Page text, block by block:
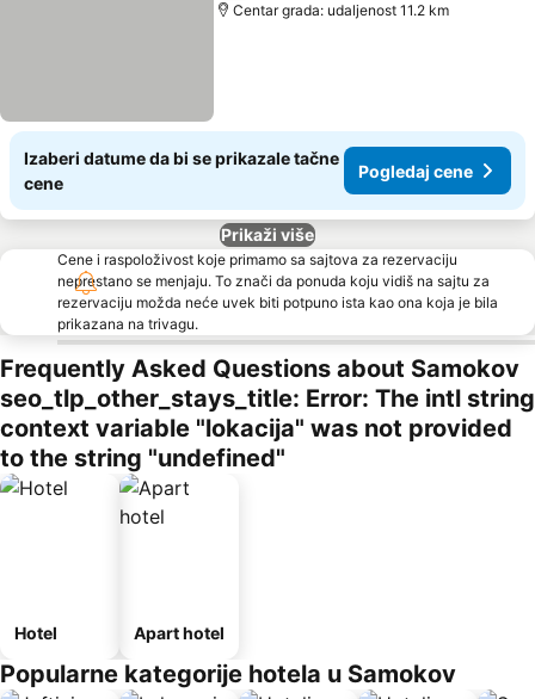
Centar grada: udaljenost 11.2 km
Izaberi datume da bi se prikazale tačne
cene
Pogledaj cene
Prikaži više
Cene i raspoloživost koje primamo sa sajtova za rezervaciju
neprestano se menjaju. To znači da ponuda koju vidiš na sajtu za
rezervaciju možda neće uvek biti potpuno ista kao ona koja je bila
prikazana na trivagu.
Frequently Asked Questions about Samokov
seo_tlp_other_stays_title: Error: The intl string
context variable "lokacija" was not provided
to the string "undefined"
Hotel Apart hotel
Popularne kategorije hotela u Samokov